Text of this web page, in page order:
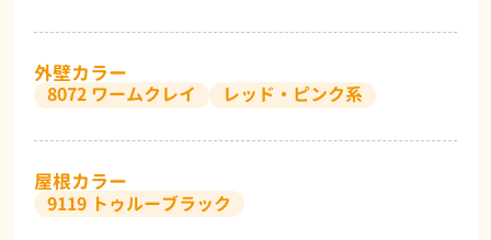
外壁カラー
8072 ワームクレイ レッド・ピンク系
屋根カラー
9119 トゥルーブラック